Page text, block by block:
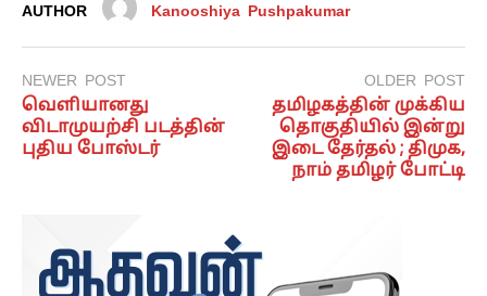
AUTHOR Kanooshiya Pushpakumar
NEWER POST
வெளியானது
விடாமுயற்சி படத்தின்
புதிய போஸ்டர்
OLDER POST
தமிழகத்தின் முக்கிய
தொகுதியில் இன்று
இடை தேர்தல் ; திமுக,
நாம் தமிழர் போட்டி